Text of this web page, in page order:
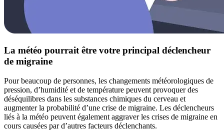
La météo pourrait être votre principal déclencheur
de migraine
Pour beaucoup de personnes, les changements météorologiques de
pression, d’humidité et de température peuvent provoquer des
déséquilibres dans les substances chimiques du cerveau et
augmenter la probabilité d’une crise de migraine. Les déclencheurs
liés à la météo peuvent également aggraver les crises de migraine en
cours causées par d’autres facteurs déclenchants.